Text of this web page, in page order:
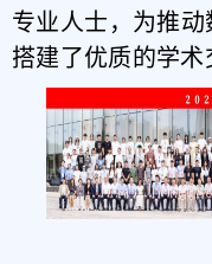
专业人士，为推
搭建了优质的学术